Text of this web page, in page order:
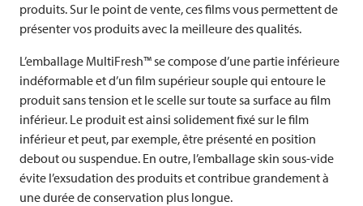
produits. Sur le point de vente, ces films vous permettent de
présenter vos produits avec la meilleure des qualités.
L’emballage MultiFresh™ se compose d’une partie inférieure
indéformable et d’un film supérieur souple qui entoure le
produit sans tension et le scelle sur toute sa surface au film
inférieur. Le produit est ainsi solidement fixé sur le film
inférieur et peut, par exemple, être présenté en position
debout ou suspendue. En outre, l’emballage skin sous-vide
évite l’exsudation des produits et contribue grandement à
une durée de conservation plus longue.